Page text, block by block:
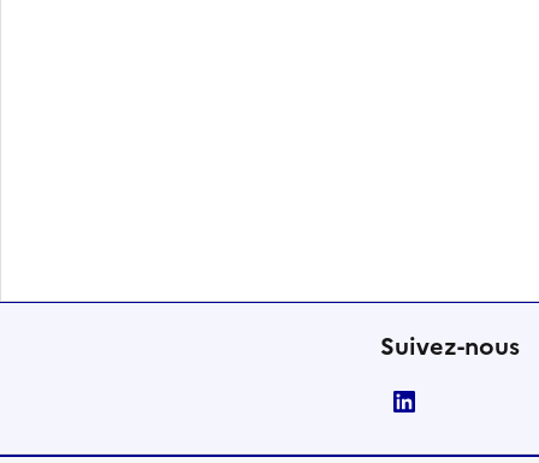
Suivez-nous